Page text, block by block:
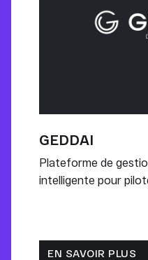
GEDDAI
Plateforme de
intelligente pour
EN SAVOIR PLUS